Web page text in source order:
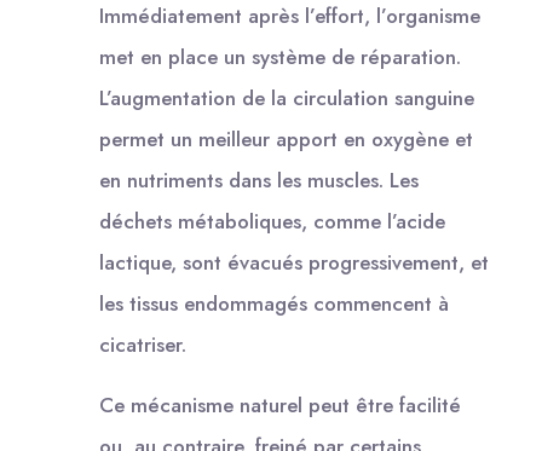
Immédiatement après l’effort, l’organisme
met en place un système de réparation.
L’augmentation de la circulation sanguine
permet un meilleur apport en oxygène et
en nutriments dans les muscles. Les
déchets métaboliques, comme l’acide
lactique, sont évacués progressivement, et
les tissus endommagés commencent à
cicatriser.
Ce mécanisme naturel peut être facilité